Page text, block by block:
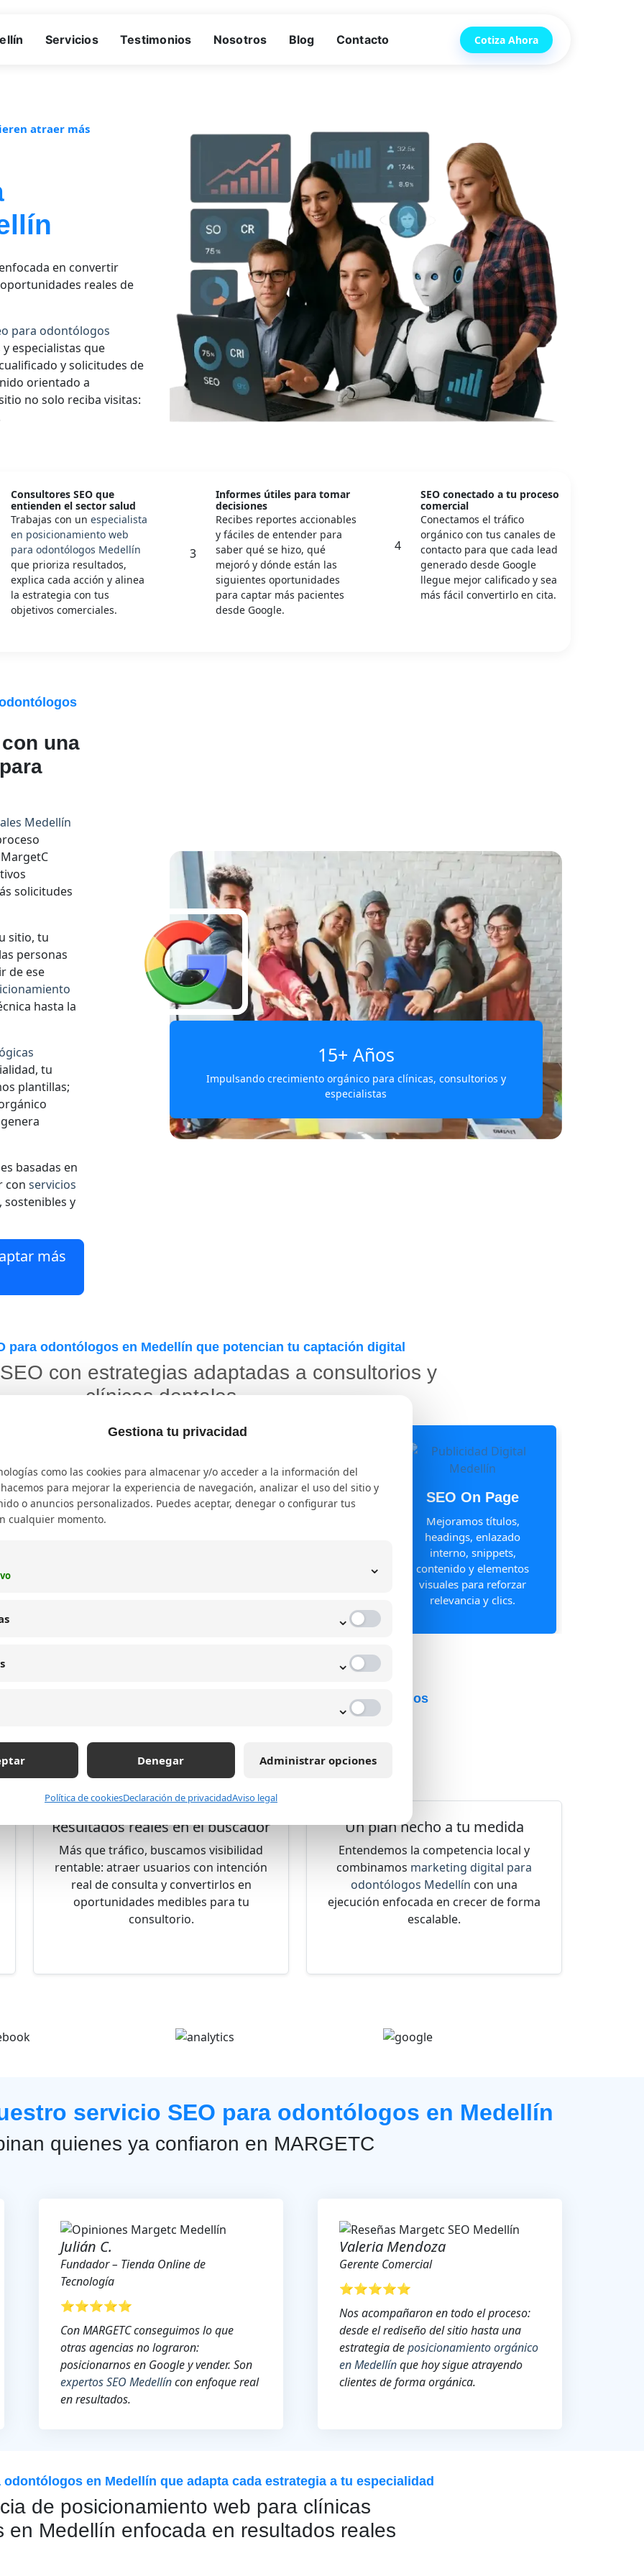
Servicios Testimonios Nosotros Blog Contacto Cotiza Ahora
atraer más
enfocada en convertir
reales de
para odontólogos
especialistas que
y solicitudes de
orientado a
no solo reciba visitas:
Consultores SEO que
entienden el sector salud
Trabajas con un especialista
en posicionamiento web
para odontólogos Medellín
que prioriza resultados,
explica cada acción y alinea
la estrategia con tus
objetivos comerciales.
3
Informes útiles para tomar
decisiones
Recibes reportes accionables
y fáciles de entender para
saber qué se hizo, qué
mejoró y dónde están las
siguientes oportunidades
para captar más pacientes
desde Google.
4
SEO conectado a tu proceso
comercial
Conectamos el tráfico
orgánico con tus canales de
contacto para que cada lead
generado desde Google
llegue mejor calificado y sea
más fácil convertirlo en cita.
una
Medellín
solicitudes
sitio, tu
personas
de ese
hasta la
tu
plantillas;
basadas en
con servicios
sostenibles y
más
15+ Años
Impulsando crecimiento orgánico para clínicas, consultorios y
especialistas
para odontólogos en Medellín que potencian tu captación digital
con estrategias adaptadas a consultorios y
clínicas dentales
Posicionamiento
SEO
con intención
SEO On Page
con menciones y enlaces
de calidad que fortalecen
tu reputación digital sin
prácticas riesgosas.
digital para odontólogos en Medellín con resultados comprobados
SEO para odontólogos en Medellín,
estrategia y tecnología para atraer
con mayor intención de agendamiento.
Resultados reales en el buscador
Más que tráfico, buscamos visibilidad
rentable: atraer usuarios con intención
real de consulta y convertirlos en
oportunidades medibles para tu
consultorio.
Un plan hecho a tu medida
Entendemos la competencia local y
combinamos marketing digital para
odontólogos Medellín con una
ejecución enfocada en crecer de forma
escalable.
servicio SEO para odontólogos en Medellín
quienes ya confiaron en MARGETC
Julián C.
Fundador – Tienda Online de
Tecnología
⭐⭐⭐⭐⭐
Con MARGETC conseguimos lo que
otras agencias no lograron:
posicionarnos en Google y vender. Son
expertos SEO Medellíncon enfoque real
en resultados.
Valeria Mendoza
Gerente Comercial
⭐⭐⭐⭐⭐
Nos acompañaron en todo el proceso:
desde el rediseño del sitio hasta una
estrategia deposicionamiento orgánico
en Medellínque hoy sigue atrayendo
clientes de forma orgánica.
odontólogos en Medellín que adapta cada estrategia a tu especialidad
de posicionamiento web para clínicas
en Medellín enfocada en resultados reales
Gestiona tu privacidad
como las cookies para almacenar y/o acceder a la información del
para mejorar la experiencia de navegación, analizar el uso del sitio y
o anuncios personalizados. Puedes aceptar, denegar o configurar tus
cualquier momento.
⌄
⌄
⌄
⌄
Denegar Administrar opciones
Política de cookiesDeclaración de privacidadAviso legal